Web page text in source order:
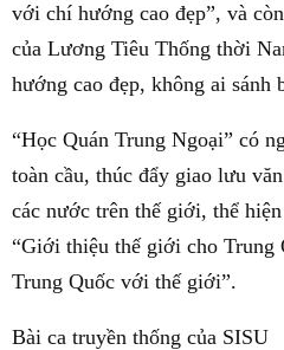
với chí hướng cao đẹp”, và
của Lương Tiêu Thống thời
hướng cao đẹp, không ai sánh
“Học Quán Trung Ngoại” có
toàn cầu, thúc đẩy giao lưu
các nước trên thế giới, thể
“Giới thiệu thế giới cho Trung
Trung Quốc với thế giới”.
Bài ca truyền thống của SISU